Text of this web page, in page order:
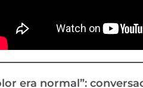
era normal”: